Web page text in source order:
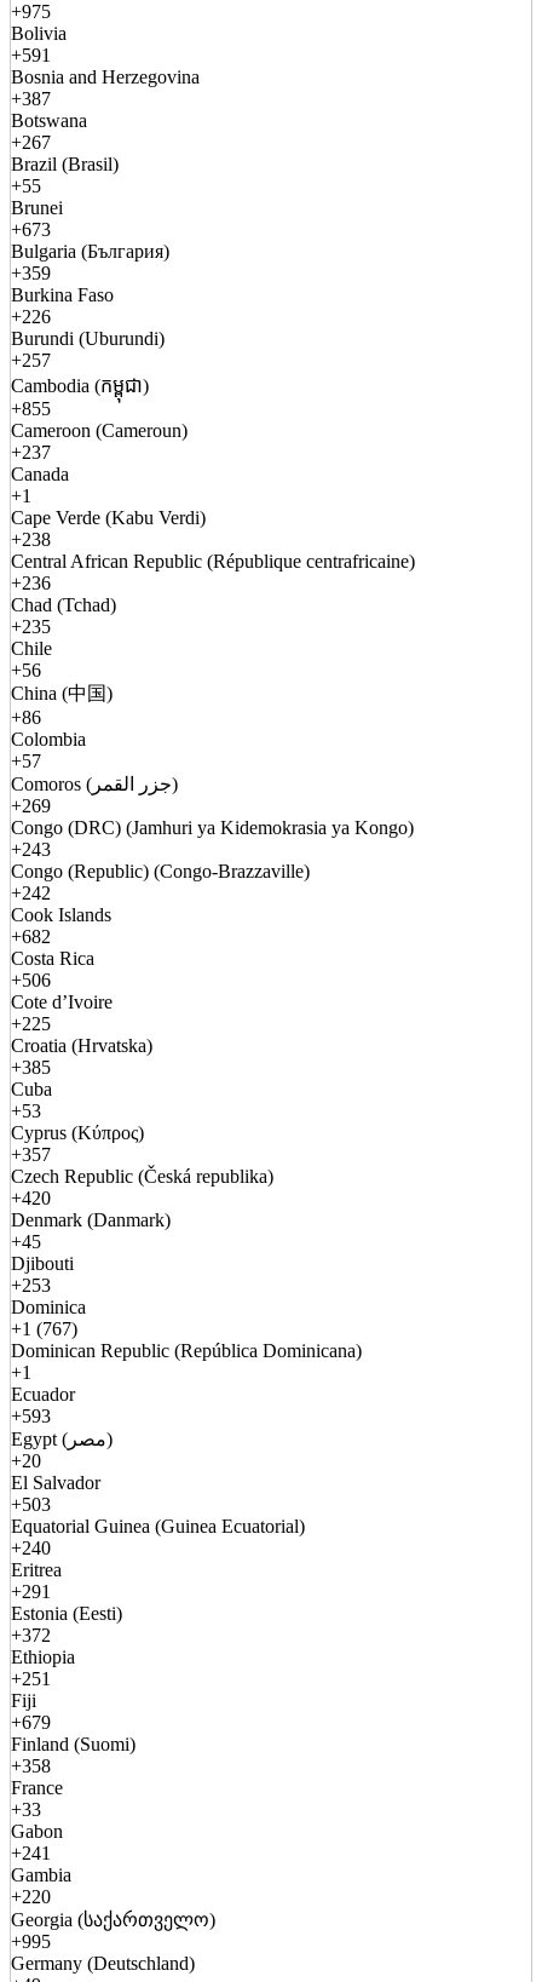
+975
Bolivia
+591
Bosnia and Herzegovina
+387
Botswana
+267
Brazil (Brasil)
+55
Brunei
+673
Bulgaria (България)
+359
Burkina Faso
+226
Burundi (Uburundi)
+257
Cambodia (កម្ពុជា)
+855
Cameroon (Cameroun)
+237
Canada
+1
Cape Verde (Kabu Verdi)
+238
Central African Republic (République centrafricaine)
+236
Chad (Tchad)
+235
Chile
+56
China (中国)
+86
Colombia
+57
Comoros (جزر القمر)
+269
Congo (DRC) (Jamhuri ya Kidemokrasia ya Kongo)
+243
Congo (Republic) (Congo-Brazzaville)
+242
Cook Islands
+682
Costa Rica
+506
Cote d’Ivoire
+225
Croatia (Hrvatska)
+385
Cuba
+53
Cyprus (Κύπρος)
+357
Czech Republic (Česká republika)
+420
Denmark (Danmark)
+45
Djibouti
+253
Dominica
+1 (767)
Dominican Republic (República Dominicana)
+1
Ecuador
+593
Egypt (مصر)
+20
El Salvador
+503
Equatorial Guinea (Guinea Ecuatorial)
+240
Eritrea
+291
Estonia (Eesti)
+372
Ethiopia
+251
Fiji
+679
Finland (Suomi)
+358
France
+33
Gabon
+241
Gambia
+220
Georgia (საქართველო)
+995
Germany (Deutschland)